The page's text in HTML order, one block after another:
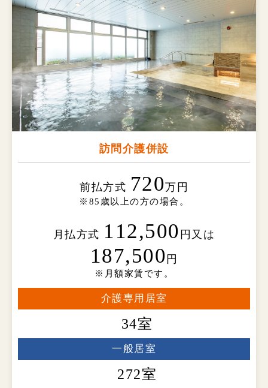
訪問介護併設
前払方式 720万円
※85歳以上の方の場合。
月払方式 112,500 円又は
187,500 円
※月額家賃です。
介護専用居室
34室
一般居室
272室